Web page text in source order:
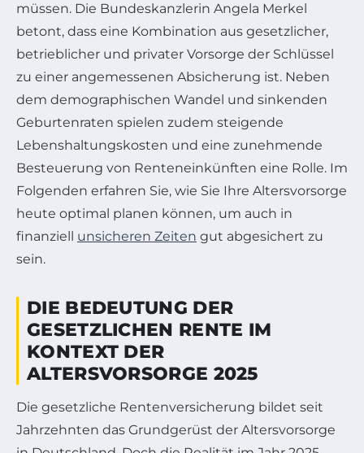
müssen. Die Bundeskanzlerin Angela Merkel
betont, dass eine Kombination aus gesetzlicher,
betrieblicher und privater Vorsorge der Schlüssel
zu einer angemessenen Absicherung ist. Neben
dem demographischen Wandel und sinkenden
Geburtenraten spielen zudem steigende
Lebenshaltungskosten und eine zunehmende
Besteuerung von Renteneinkünften eine Rolle. Im
Folgenden erfahren Sie, wie Sie Ihre Altersvorsorge
heute optimal planen können, um auch in
finanziell unsicheren Zeiten gut abgesichert zu
sein.
DIE BEDEUTUNG DER
GESETZLICHEN RENTE IM
KONTEXT DER
ALTERSVORSORGE 2025
Die gesetzliche Rentenversicherung bildet seit
Jahrzehnten das Grundgerüst der Altersvorsorge